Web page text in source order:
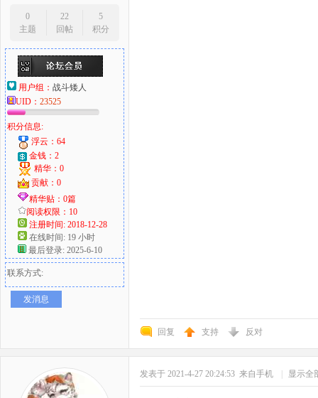
0
主题
22
回帖
5
积分
用户组： 战斗矮人
UID： 23525
积分信息:
浮云：64
金钱：2
精华：0
贡献：0
精华贴：0篇
阅读权限：10
注册时间: 2018-12-28
在线时间: 19 小时
最后登录: 2025-6-10
联系方式:
发消息
回复 支持 反对
发表于 2021-4-27 20:24:53 来自手机 显示全